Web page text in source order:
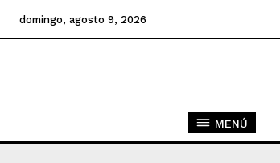
domingo, agosto 9, 2026
MENÚ